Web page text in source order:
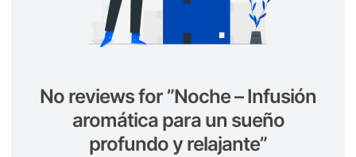
No reviews for ”Noche – Infusión
aromática para un sueño
profundo y relajante”